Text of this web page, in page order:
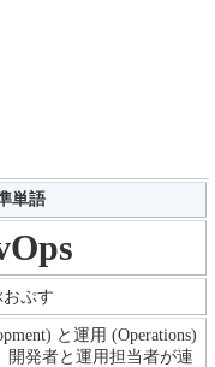
単語
おぷす
と運用 (Operations)
開発者と運用担当者が連